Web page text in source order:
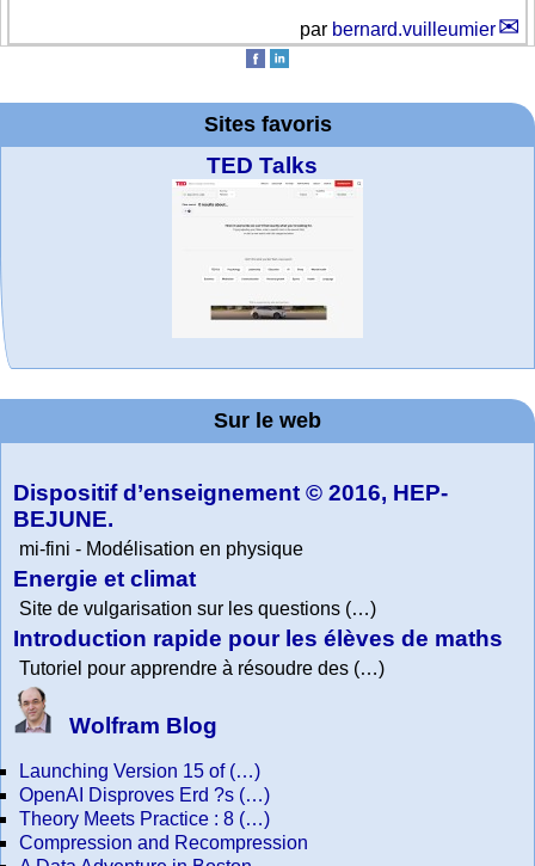
par bernard.vuilleumier
Sites favoris
Arts-Scènes
TED Talks
Wolfram
Education Portal
Online math
practice and
lessons
Wolfram
Mathematica
Tutorial
Collection
Wolfram
Demonstrations
Project. College
Physics
La société 2018
expliquée à mon
grand-père
Office fédéral de
la statistique
Wolfram web
resources
WolframTones :
Generate a
Composition
Sur le web
Dispositif d’enseignement © 2016, HEP-
BEJUNE.
mi-fini - Modélisation en physique
Energie et climat
Site de vulgarisation sur les questions (…)
Introduction rapide pour les élèves de maths
Tutoriel pour apprendre à résoudre des (…)
Wolfram Blog
Launching Version 15 of (…)
OpenAI Disproves Erd ?s (…)
Theory Meets Practice : 8 (…)
Compression and Recompression